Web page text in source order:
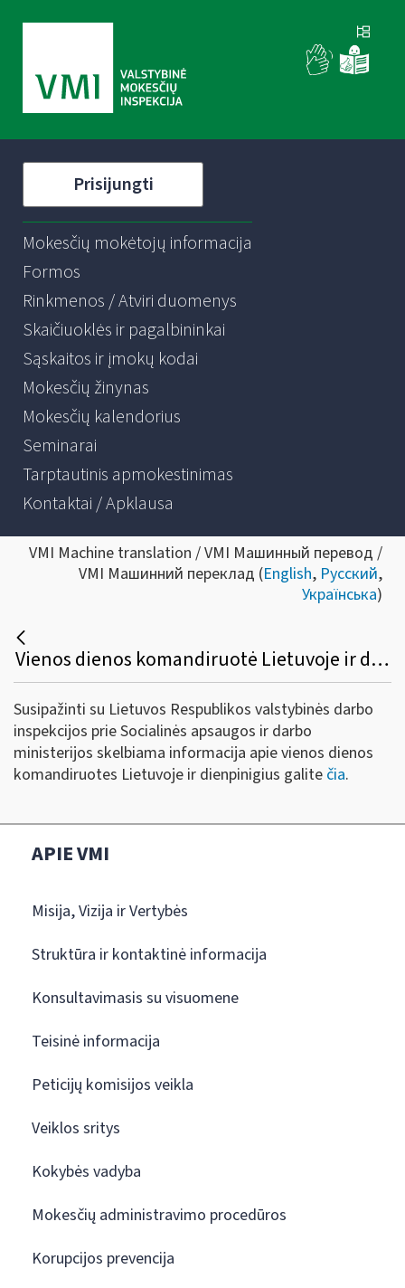
Prisijungti
Mokesčių mokėtojų informacija
Formos
Rinkmenos / Atviri duomenys
Skaičiuoklės ir pagalbininkai
Sąskaitos ir įmokų kodai
Mokesčių žinynas
Mokesčių kalendorius
Seminarai
Tarptautinis apmokestinimas
Kontaktai / Apklausa
VMI Machine translation / VMI Машинный перевод /
VMI Машинний переклад (English, Русский,
Українська)
Vienos dienos komandiruotė Lietuvoje ir dienpinigiai: kur baigiasi teisė ir prasideda piktnaudžiavimas?
Susipažinti su Lietuvos Respublikos valstybinės darbo
inspekcijos prie Socialinės apsaugos ir darbo
ministerijos skelbiama informacija apie vienos dienos
komandiruotes Lietuvoje ir dienpinigius galite čia.
APIE VMI
Misija, Vizija ir Vertybės
Struktūra ir kontaktinė informacija
Konsultavimasis su visuomene
Teisinė informacija
Peticijų komisijos veikla
Veiklos sritys
Kokybės vadyba
Mokesčių administravimo procedūros
Korupcijos prevencija